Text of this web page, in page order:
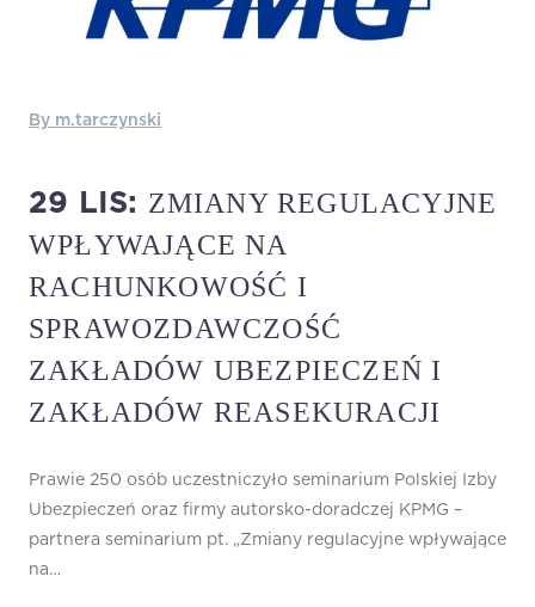
By m.tarczynski
29 LIS: ZMIANY REGULACYJNE
WPŁYWAJĄCE NA
RACHUNKOWOŚĆ I
SPRAWOZDAWCZOŚĆ
ZAKŁADÓW UBEZPIECZEŃ I
ZAKŁADÓW REASEKURACJI
Prawie 250 osób uczestniczyło seminarium Polskiej Izby
Ubezpieczeń oraz firmy autorsko-doradczej KPMG –
partnera seminarium pt. „Zmiany regulacyjne wpływające
na…